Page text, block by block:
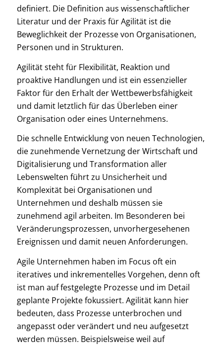
definiert. Die Definition aus wissenschaftlicher
Literatur und der Praxis für Agilität ist die
Beweglichkeit der Prozesse von Organisationen,
Personen und in Strukturen.
Agilität steht für Flexibilität, Reaktion und
proaktive Handlungen und ist ein essenzieller
Faktor für den Erhalt der Wettbewerbsfähigkeit
und damit letztlich für das Überleben einer
Organisation oder eines Unternehmens.
Die schnelle Entwicklung von neuen Technologien,
die zunehmende Vernetzung der Wirtschaft und
Digitalisierung und Transformation aller
Lebenswelten führt zu Unsicherheit und
Komplexität bei Organisationen und
Unternehmen und deshalb müssen sie
zunehmend agil arbeiten. Im Besonderen bei
Veränderungsprozessen, unvorhergesehenen
Ereignissen und damit neuen Anforderungen.
Agile Unternehmen haben im Focus oft ein
iteratives und inkrementelles Vorgehen, denn oft
ist man auf festgelegte Prozesse und im Detail
geplante Projekte fokussiert. Agilität kann hier
bedeuten, dass Prozesse unterbrochen und
angepasst oder verändert und neu aufgesetzt
werden müssen. Beispielsweise weil auf